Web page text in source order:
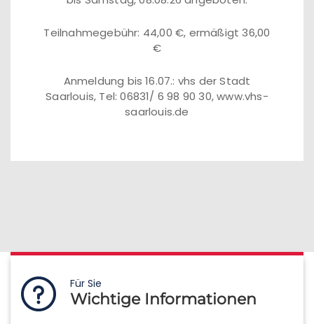
Teilnahmegebühr: 44,00 €, ermäßigt 36,00
€
Anmeldung bis 16.07.: vhs der Stadt
Saarlouis, Tel: 06831/ 6 98 90 30, www.vhs-
saarlouis.de
Für Sie
Wichtige Informationen